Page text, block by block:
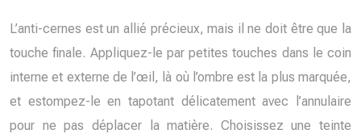
L’anti-cernes est un allié précieux, mais il ne doit être que la
touche finale. Appliquez-le par petites touches dans le coin
interne et externe de l’œil, là où l’ombre est la plus marquée,
et estompez-le en tapotant délicatement avec l’annulaire
pour ne pas déplacer la matière. Choisissez une teinte